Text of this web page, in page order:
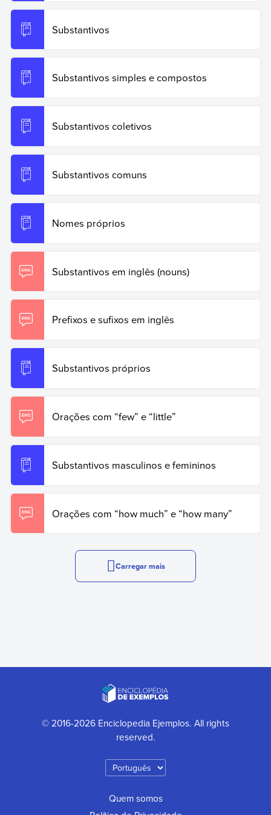
de Exemplos
https://www.ejemplos.co/br/substantivos-concretos/.
Acesso em: 19 de junho de 2026.
Copy Quote
Substantivos
Substantivos simples e compostos
Substantivos coletivos
Substantivos comuns
Nomes próprios
Substantivos em inglês (nouns)
Prefixos e sufixos em inglês
Substantivos próprios
Orações com “few” e “little”
Substantivos masculinos e femininos
Orações com “how much” e “how many”
Carregar mais
© 2016-2026 Enciclopedia Ejemplos. All rights
reserved.
Quem somos